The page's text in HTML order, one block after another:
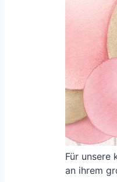
Für unsere
an ihrem